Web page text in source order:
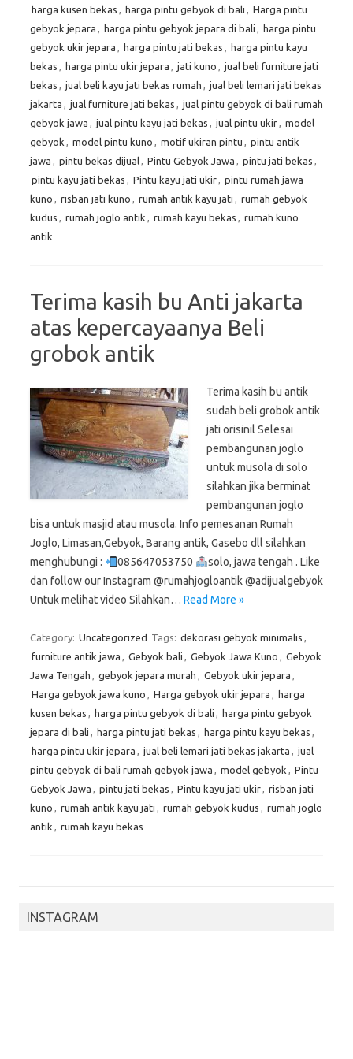
harga kusen bekas , harga pintu gebyok di bali , Harga pintu
gebyok jepara , harga pintu gebyok jepara di bali , harga pintu
gebyok ukir jepara , harga pintu jati bekas , harga pintu kayu
bekas , harga pintu ukir jepara , jati kuno , jual beli furniture jati
bekas , jual beli kayu jati bekas rumah , jual beli lemari jati bekas
jakarta , jual furniture jati bekas , jual pintu gebyok di bali rumah
gebyok jawa , jual pintu kayu jati bekas , jual pintu ukir, model
gebyok , model pintu kuno , motif ukiran pintu , pintu antik
jawa , pintu bekas dijual, Pintu Gebyok Jawa , pintu jati bekas ,
pintu kayu jati bekas , Pintu kayu jati ukir, pintu rumah jawa
kuno , risban jati kuno , rumah antik kayu jati , rumah gebyok
kudus , rumah joglo antik , rumah kayu bekas , rumah kuno
antik
Terima kasih bu Anti jakarta
atas kepercayaanya Beli
grobok antik
Terima kasih bu antik
sudah beli grobok antik
jati orisinil Selesai
pembangunan joglo
untuk musola di solo
silahkan jika berminat
pembangunan joglo
bisa untuk masjid atau musola. Info pemesanan Rumah
Joglo, Limasan,Gebyok, Barang antik, Gasebo dll silahkan
menghubungi :
085647053750
solo, jawa tengah . Like
dan follow our Instagram @rumahjogloantik @adijualgebyok
Untuk melihat video Silahkan… Read More »
Category: Uncategorized Tags: dekorasi gebyok minimalis ,
furniture antik jawa , Gebyok bali , Gebyok Jawa Kuno , Gebyok
Jawa Tengah , gebyok jepara murah , Gebyok ukir jepara ,
Harga gebyok jawa kuno , Harga gebyok ukir jepara , harga
kusen bekas , harga pintu gebyok di bali , harga pintu gebyok
jepara di bali , harga pintu jati bekas , harga pintu kayu bekas ,
harga pintu ukir jepara , jual beli lemari jati bekas jakarta , jual
pintu gebyok di bali rumah gebyok jawa , model gebyok , Pintu
Gebyok Jawa , pintu jati bekas , Pintu kayu jati ukir, risban jati
kuno , rumah antik kayu jati , rumah gebyok kudus , rumah joglo
antik , rumah kayu bekas
INSTAGRAM